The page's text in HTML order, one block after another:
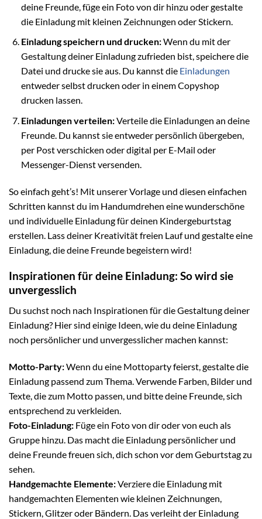
deine Freunde, füge ein Foto von dir hinzu oder gestalte
die Einladung mit kleinen Zeichnungen oder Stickern.
Einladung speichern und drucken:Wenn du mit der
Gestaltung deiner Einladung zufrieden bist, speichere die
Datei und drucke sie aus. Du kannst die Einladungen
entweder selbst drucken oder in einem Copyshop
drucken lassen.
Einladungen verteilen:Verteile die Einladungen an deine
Freunde. Du kannst sie entweder persönlich übergeben,
per Post verschicken oder digital per E-Mail oder
Messenger-Dienst versenden.
So einfach geht’s! Mit unserer Vorlage und diesen einfachen
Schritten kannst du im Handumdrehen eine wunderschöne
und individuelle Einladung für deinen Kindergeburtstag
erstellen. Lass deiner Kreativität freien Lauf und gestalte eine
Einladung, die deine Freunde begeistern wird!
Inspirationen für deine Einladung: So wird sie
unvergesslich
Du suchst noch nach Inspirationen für die Gestaltung deiner
Einladung? Hier sind einige Ideen, wie du deine Einladung
noch persönlicher und unvergesslicher machen kannst:
Motto-Party:Wenn du eine Mottoparty feierst, gestalte die
Einladung passend zum Thema. Verwende Farben, Bilder und
Texte, die zum Motto passen, und bitte deine Freunde, sich
entsprechend zu verkleiden.
Foto-Einladung: Füge ein Foto von dir oder von euch als
Gruppe hinzu. Das macht die Einladung persönlicher und
deine Freunde freuen sich, dich schon vor dem Geburtstag zu
sehen.
Handgemachte Elemente:Verziere die Einladung mit
handgemachten Elementen wie kleinen Zeichnungen,
Stickern, Glitzer oder Bändern. Das verleiht der Einladung